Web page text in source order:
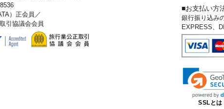
）正会員／
引協議会会員
■お支払い方
銀行振り込み
EXPRESS、
SSLとは